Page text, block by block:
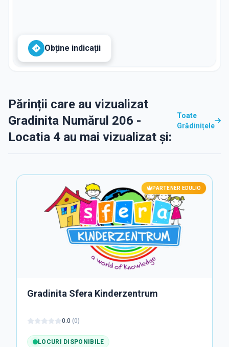
Obține indicații
Părinții care au vizualizat
Gradinita Numărul 206 -
Locatia 4 au mai vizualizat și:
Toate
Grădinițele
PARTENER EDULIO
Gradinita Sfera Kinderzentrum
0.0 (0)
LOCURI DISPONIBILE